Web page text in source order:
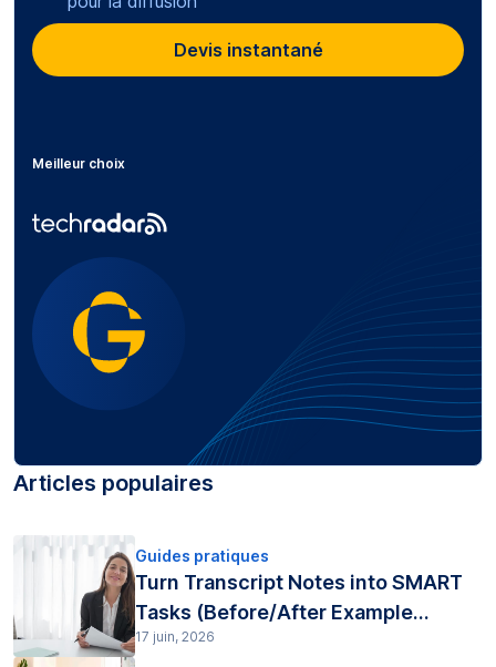
Devis instantané
Meilleur choix
Articles populaires
Guides pratiques
Turn Transcript Notes into SMART
Tasks (Before/After Example...
17 juin, 2026